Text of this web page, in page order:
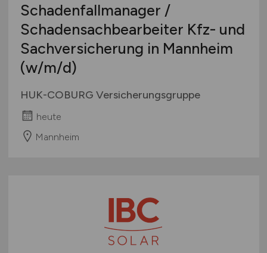
Schadenfallmanager /
Schadensachbearbeiter Kfz- und
Sachversicherung in Mannheim
(w/m/d)
HUK-COBURG Versicherungsgruppe
heute
Mannheim